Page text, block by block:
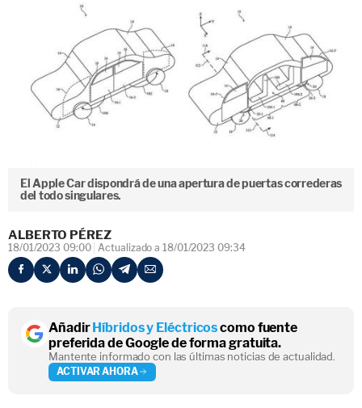
El Apple Car dispondrá de una apertura de puertas correderas
del todo singulares.
ALBERTO PÉREZ
18/01/2023 09:00 Actualizado a 18/01/2023 09:34
AñadirHíbridos y Eléctricoscomo fuente
preferida de Google de forma gratuita.
Mantente informado con las últimas noticias de actualidad.
ACTIVAR AHORA